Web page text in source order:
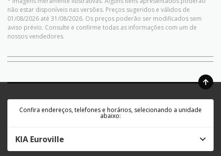
não estar disponíveis nas versões. Preços sugeridos e válidos de
01/08/2026 até 31/08/2026. Os preços poderão ser modificados sem
aviso prévio. Consulte e confirme todas as informações com um de
nossos vendedores.
Confira endereços, telefones e horários, selecionando a unidade
abaixo:
KIA Euroville